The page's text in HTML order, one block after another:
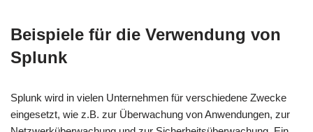
Beispiele für die Verwendung von
Splunk
Splunk wird in vielen Unternehmen für verschiedene Zwecke
eingesetzt, wie z.B. zur Überwachung von Anwendungen, zur